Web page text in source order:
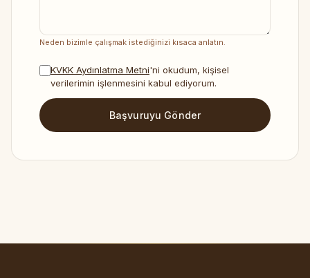
Neden bizimle çalışmak istediğinizi kısaca anlatın.
KVKK Aydınlatma Metni'ni okudum, kişisel
verilerimin işlenmesini kabul ediyorum.
Başvuruyu Gönder